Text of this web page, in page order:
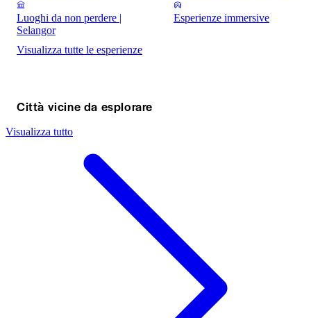
Luoghi da non perdere |
Selangor
Esperienze immersive
Visualizza tutte le esperienze
Città vicine da esplorare
Visualizza tutto